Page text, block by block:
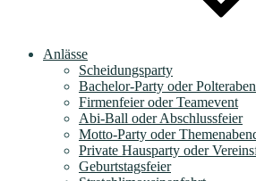
Anlässe
Scheidungsparty
Bachelor-Party oder
Firmenfeier oder Teamevent
Abi-Ball oder Abschlussfeier
Motto-Party oder
Private Hausparty oder
Geburtstagsfeier